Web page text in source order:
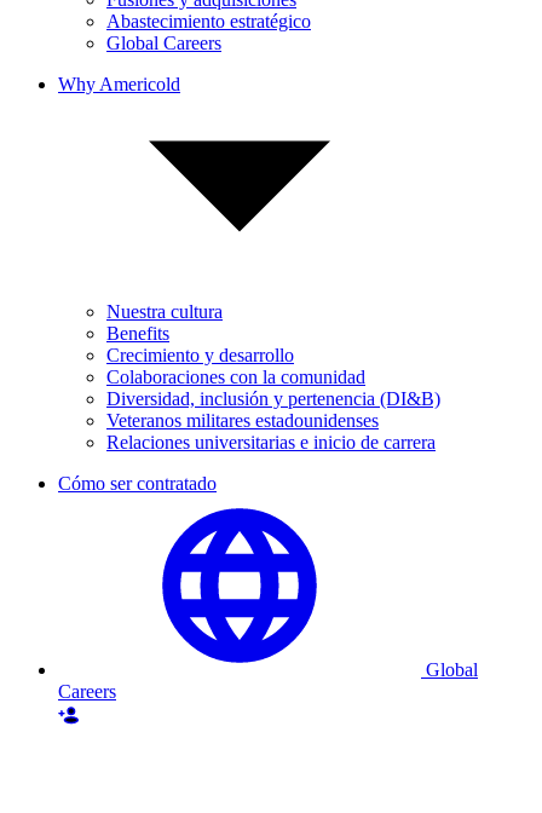
Abastecimiento estratégico
Global Careers
Why Americold
Nuestra cultura
Benefits
Crecimiento y desarrollo
Colaboraciones con la comunidad
Diversidad, inclusión y pertenencia (DI&B)
Veteranos militares estadounidenses
Relaciones universitarias e inicio de carrera
Cómo ser contratado
Global
Careers